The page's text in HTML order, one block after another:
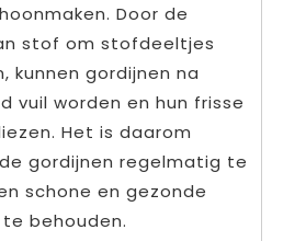
Door de
stof om stofdeeltjes
kunnen gordijnen na
vuil worden en hun frisse
Het is daarom
gordijnen regelmatig te
schone en gezonde
behouden.